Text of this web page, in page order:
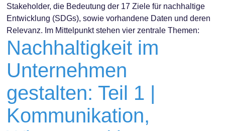
Stakeholder, die Bedeutung der 17 Ziele für nachhaltige
Entwicklung (SDGs), sowie vorhandene Daten und deren
Relevanz. Im Mittelpunkt stehen vier zentrale Themen:
Nachhaltigkeit im
Unternehmen
gestalten: Teil 1 |
Kommunikation,